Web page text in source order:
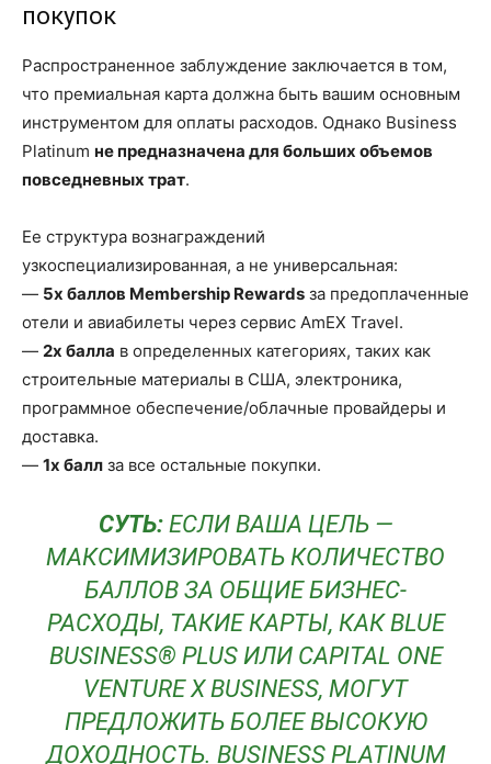
покупок
Распространенное заблуждение заключается в том,
что премиальная карта должна быть вашим основным
инструментом для оплаты расходов. Однако Business
Platinum не предназначена для больших объемов
повседневных трат.
Ее структура вознаграждений
узкоспециализированная, а не универсальная:
— 5x баллов Membership Rewards за предоплаченные
отели и авиабилеты через сервис AmEX Travel.
— 2x балла в определенных категориях, таких как
строительные материалы в США, электроника,
программное обеспечение/облачные провайдеры и
доставка.
— 1x балл за все остальные покупки.
СУТЬ:ЕСЛИ ВАША ЦЕЛЬ —
МАКСИМИЗИРОВАТЬ КОЛИЧЕСТВО
БАЛЛОВ ЗА ОБЩИЕ БИЗНЕС-
РАСХОДЫ, ТАКИЕ КАРТЫ, КАКBLUE
BUSINESS® PLUSИЛИ CAPITAL ONE
VENTURE X BUSINESS, МОГУТ
ПРЕДЛОЖИТЬ БОЛЕЕ ВЫСОКУЮ
ДОХОДНОСТЬ. BUSINESS PLATINUM